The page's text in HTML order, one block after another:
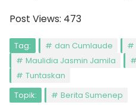
Post Views: 473
Tag: dan Cumlaude
Maulidia Jasmin Jamila
Tuntaskan
Topik:
Berita Sumenep